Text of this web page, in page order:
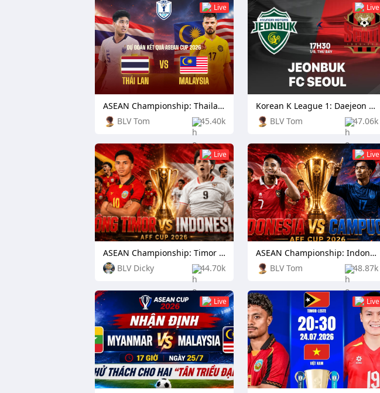
Live
BLV Tom 45.40k
ASEAN Championship: Thailand vs Malaysia
Live
BLV Tom 47.06k
Korean K League 1: Daejeon Citizen vs Football Club Seoul
Live
BLV Dicky 44.70k
ASEAN Championship: Timor Leste vs Indonesia
Live
BLV Tom 48.87k
ASEAN Championship: Indonesia vs Cambodia
Live Live